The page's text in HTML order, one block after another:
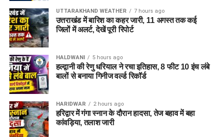
UTTARAKHAND WEATHER 7 hours ago
उत्तराखंड में बारिश का कहर जारी, 11 अगस्त तक कई
जिलों में अलर्ट, देखें पूरी रिपोर्ट
HALDWANI 5 hours ago
हल्द्वानी की रेणु धरियाल ने रचा इतिहास, 8 फीट 10 इंच लंबे
बालों से बनाया गिनीज वर्ल्ड रिकॉर्ड
HARIDWAR 2 hours ago
हरिद्वार में गंगा स्नान के दौरान हादसा, तेज बहाव में बहा
कांवड़िया, तलाश जारी